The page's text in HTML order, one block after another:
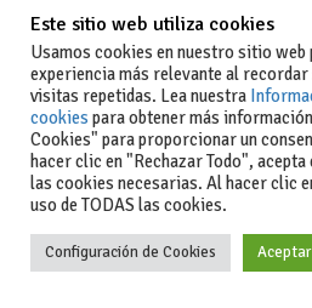
Este sitio web utiliza cookies
Usamos cookies en nuestro sitio
experiencia más relevante al
visitas repetidas. Lea nuestra
cookies para obtener más
Cookies" para proporcionar un
hacer clic en "Rechazar Todo",
las cookies necesarias. Al hacer clic
uso de TODAS las cookies.
Configuración de Cookies Aceptar